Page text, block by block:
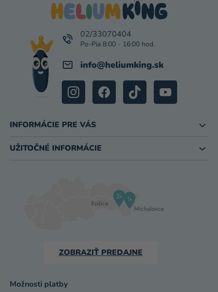
info@heliumking.sk
02/33070404
INFORMÁCIE PRE VÁS
UŽITOČNÉ INFORMÁCIE
ZOBRAZIŤ PREDAJNE
Možnosti platby